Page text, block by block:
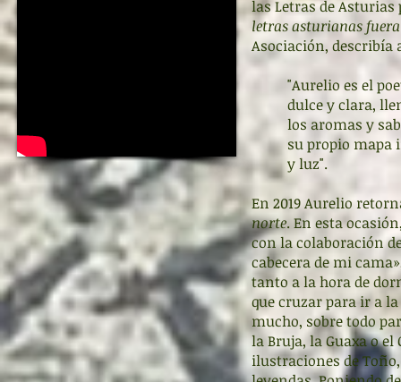
las Letras de
letras asturianas
Asociación,
"Aurelio es el
dulce y clara,
los aromas y
su propio mapa
y luz".
En 2019 Aurelio
norte. En esta
con la colaboración
cabecera de mi
tanto a la hora de
que cruzar para ir a
mucho, sobre todo
la Bruja, la Guaxa o
ilustraciones de